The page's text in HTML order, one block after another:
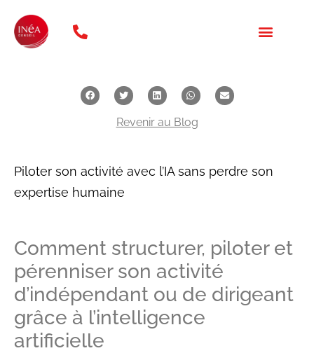
Revenir au Blog
Piloter son activité avec l’IA sans perdre son
expertise humaine
Comment structurer, piloter et
pérenniser son activité
d’indépendant ou de dirigeant
grâce à l’intelligence
artificielle